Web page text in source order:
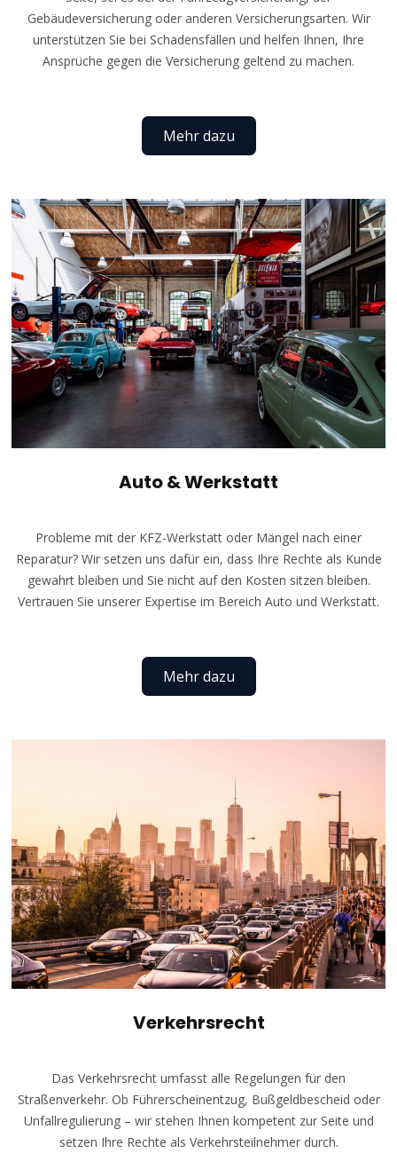
Gebäudeversicherung oder anderen Versicherungsarten. Wir
unterstützen Sie bei Schadensfällen und helfen Ihnen, Ihre
Ansprüche gegen die Versicherung geltend zu machen.
Mehr dazu
Auto & Werkstatt
Probleme mit der KFZ-Werkstatt oder Mängel nach einer
Reparatur? Wir setzen uns dafür ein, dass Ihre Rechte als Kunde
gewahrt bleiben und Sie nicht auf den Kosten sitzen bleiben.
Vertrauen Sie unserer Expertise im Bereich Auto und Werkstatt.
Mehr dazu
Verkehrsrecht
Das Verkehrsrecht umfasst alle Regelungen für den
Straßenverkehr. Ob Führerscheinentzug, Bußgeldbescheid oder
Unfallregulierung – wir stehen Ihnen kompetent zur Seite und
setzen Ihre Rechte als Verkehrsteilnehmer durch.